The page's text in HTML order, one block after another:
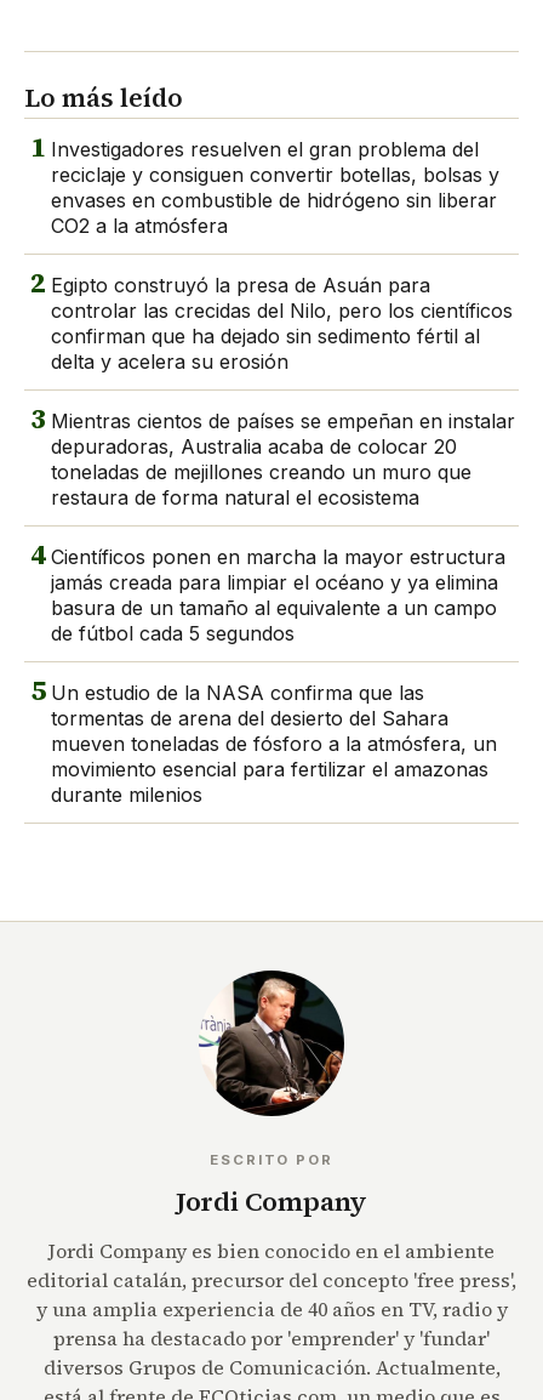
Lo más leído
1 Investigadores resuelven el gran problema del
reciclaje y consiguen convertir botellas, bolsas y
envases en combustible de hidrógeno sin liberar
CO2 a la atmósfera
2 Egipto construyó la presa de Asuán para
controlar las crecidas del Nilo, pero los científicos
confirman que ha dejado sin sedimento fértil al
delta y acelera su erosión
3 Mientras cientos de países se empeñan en instalar
depuradoras, Australia acaba de colocar 20
toneladas de mejillones creando un muro que
restaura de forma natural el ecosistema
4 Científicos ponen en marcha la mayor estructura
jamás creada para limpiar el océano y ya elimina
basura de un tamaño al equivalente a un campo
de fútbol cada 5 segundos
5 Un estudio de la NASA confirma que las
tormentas de arena del desierto del Sahara
mueven toneladas de fósforo a la atmósfera, un
movimiento esencial para fertilizar el amazonas
durante milenios
ESCRITO POR
Jordi Company
Jordi Company es bien conocido en el ambiente
editorial catalán, precursor del concepto 'free press',
y una amplia experiencia de 40 años en TV, radio y
prensa ha destacado por 'emprender' y 'fundar'
diversos Grupos de Comunicación. Actualmente,